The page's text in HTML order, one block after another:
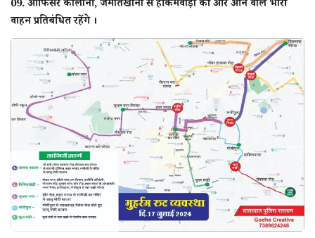
09. ऑफिसर कॉलोनी, जमातखाना से हकिमवाड़ा की ओर आने वाले भारी
वाहन प्रतिबंधित रहेंगे ।